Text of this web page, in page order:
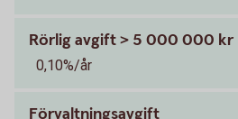
Rörlig avgift > 5 000 000 kr
0,10%/år
Förvaltningsavgift